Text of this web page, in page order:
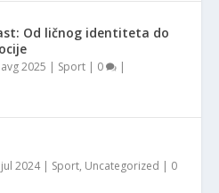
Od ličnog identiteta do
2025 | Sport | 0 |
2024| Sport, Uncategorized | 0